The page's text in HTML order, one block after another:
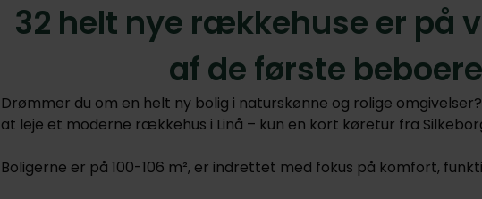
32 helt nye rækkehuse er på
af de første
Drømmer du om en helt ny bolig i naturskønne og rolige
at leje et moderne rækkehus i Linå – kun en kort køretur fra
Boligerne er på 100-106 m², er indrettet med fokus på komfort,